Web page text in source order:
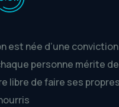
est née d’une
personne mérite
libre de faire ses